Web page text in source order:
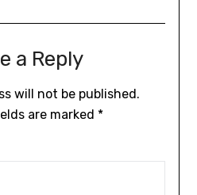
a Reply
will not be published.
are marked *